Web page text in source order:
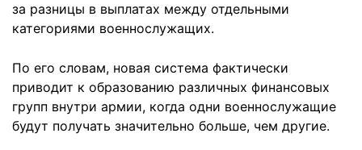
за разницы в выплатах между отдельными
категориями военнослужащих.
По его словам, новая система фактически
приводит к образованию различных финансовых
групп внутри армии, когда одни военнослужащие
будут получать значительно больше, чем другие.